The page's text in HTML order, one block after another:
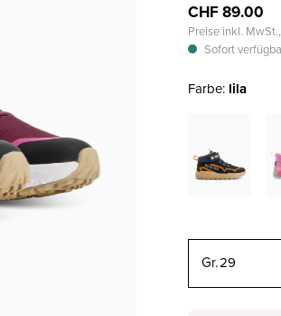
CHF 89.00
Preise inkl.
Sofort
Farbe: lila
29